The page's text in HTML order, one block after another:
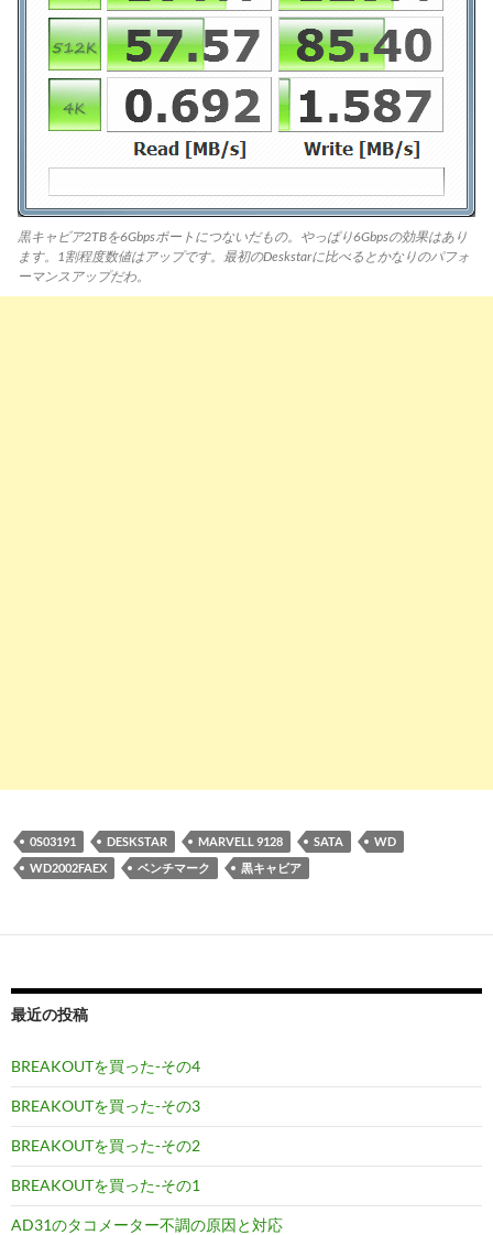
黒キャビア2TBを6Gbpsポートにつないだもの。やっぱり6Gbpsの効果はあり
ます。1割程度数値はアップです。最初のDeskstarに比べるとかなりのパフォ
ーマンスアップだわ。
0S03191 DESKSTAR MARVELL 9128 SATA
WD
WD2002FAEX
ベンチマーク 黒キャビア
最近の投稿
BREAKOUTを買った-その4
BREAKOUTを買った-その3
BREAKOUTを買った-その2
BREAKOUTを買った-その1
AD31のタコメーター不調の原因と対応